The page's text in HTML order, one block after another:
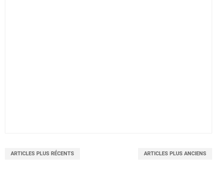
ARTICLES PLUS RÉCENTS ARTICLES PLUS ANCIENS